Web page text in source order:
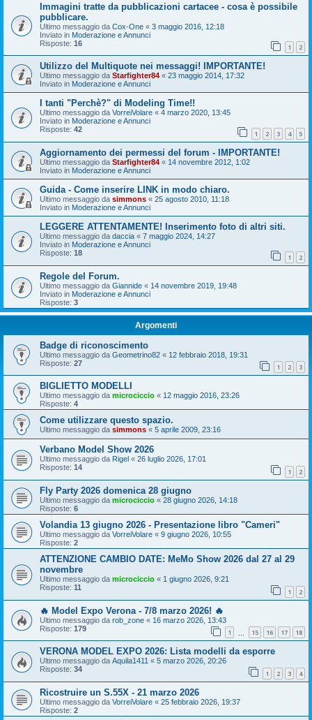
Immagini tratte da pubblicazioni cartacee - cosa è possibile
pubblicare.
Ultimo messaggio da Cox-One « 3 maggio 2016, 12:18
Inviato in Moderazione e Annunci
Risposte: 16 1 2
Utilizzo del Multiquote nei messaggi! IMPORTANTE!
Ultimo messaggio da Starfighter84 « 23 maggio 2014, 17:32
Inviato in Moderazione e Annunci
I tanti "Perchè?" di Modeling Time!!
Ultimo messaggio da VorreiVolare « 4 marzo 2020, 13:45
Inviato in Moderazione e Annunci
Risposte: 42 1 2 3 4 5
Aggiornamento dei permessi del forum - IMPORTANTE!
Ultimo messaggio da Starfighter84 « 14 novembre 2012, 1:02
Inviato in Moderazione e Annunci
Guida - Come inserire LINK in modo chiaro.
Ultimo messaggio da simmons « 25 agosto 2010, 11:18
Inviato in Moderazione e Annunci
LEGGERE ATTENTAMENTE! Inserimento foto di altri siti.
Ultimo messaggio da daccia « 7 maggio 2024, 14:27
Inviato in Moderazione e Annunci
Risposte: 18 1 2
Regole del Forum.
Ultimo messaggio da Giannide « 14 novembre 2019, 19:48
Inviato in Moderazione e Annunci
Risposte: 3
Argomenti
Badge di riconoscimento
Ultimo messaggio da Geometrino82 « 12 febbraio 2018, 19:31
Risposte: 27 1 2 3
BIGLIETTO MODELLI
Ultimo messaggio da microciccio « 12 maggio 2016, 23:26
Risposte: 4
Come utilizzare questo spazio.
Ultimo messaggio da simmons « 5 aprile 2009, 23:16
Verbano Model Show 2026
Ultimo messaggio da Rigel « 26 luglio 2026, 17:01
Risposte: 14 1 2
Fly Party 2026 domenica 28 giugno
Ultimo messaggio da microciccio « 28 giugno 2026, 14:18
Risposte: 6
Volandia 13 giugno 2026 - Presentazione libro "Cameri"
Ultimo messaggio da VorreiVolare « 9 giugno 2026, 10:55
Risposte: 2
ATTENZIONE CAMBIO DATE: MeMo Show 2026 dal 27 al 29
novembre
Ultimo messaggio da microciccio « 1 giugno 2026, 9:21
Risposte: 11 1 2
🔥 Model Expo Verona - 7/8 marzo 2026! 🔥
Ultimo messaggio da rob_zone « 16 marzo 2026, 13:43
Risposte: 179 1 15 16 17 18
VERONA MODEL EXPO 2026: Lista modelli da esporre
Ultimo messaggio da Aquila1411 « 5 marzo 2026, 20:26
Risposte: 34 1 2 3 4
Ricostruire un S.55X - 21 marzo 2026
Ultimo messaggio da VorreiVolare « 25 febbraio 2026, 19:37
Risposte: 2